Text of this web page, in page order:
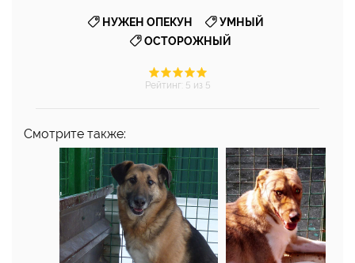
НУЖЕН ОПЕКУН УМНЫЙ
ОСТОРОЖНЫЙ
Рейтинг: 5 из 5
Смотрите также: